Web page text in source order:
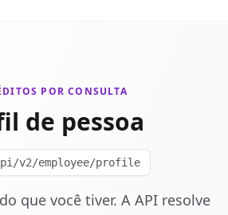
POR CONSULTA
de pessoa
v2/employee/profile
que você tiver. A API resolve